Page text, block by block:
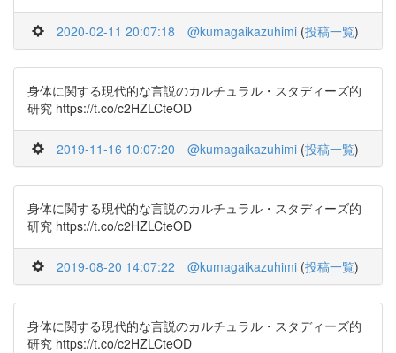
2020-02-11 20:07:18 @kumagaikazuhimi (投稿一覧)
身体に関する現代的な言説のカルチュラル・スタディーズ的
研究 https://t.co/c2HZLCteOD
2019-11-16 10:07:20 @kumagaikazuhimi (投稿一覧)
身体に関する現代的な言説のカルチュラル・スタディーズ的
研究 https://t.co/c2HZLCteOD
2019-08-20 14:07:22 @kumagaikazuhimi (投稿一覧)
身体に関する現代的な言説のカルチュラル・スタディーズ的
研究 https://t.co/c2HZLCteOD